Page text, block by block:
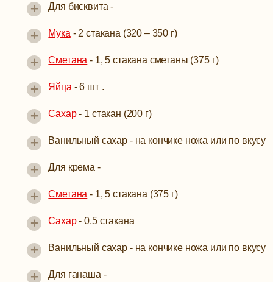
Для бисквита -
+
Мука - 2 стакана (320 – 350 г)
+
Сметана - 1, 5 стакана сметаны (375 г)
+
Яйца -6 шт .
+
Сахар- 1 стакан (200 г)
+
Ванильный сахар - на кончике ножа или по вкусу
+
Для крема -
+
Сметана - 1, 5 стакана (375 г)
+
Сахар-0,5 стакана
+
Ванильный сахар - на кончике ножа или по вкусу
+
Для ганаша -
+